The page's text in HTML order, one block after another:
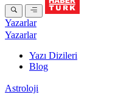
Yazarlar
Yazarlar
Yazı Dizileri
Blog
Astroloji